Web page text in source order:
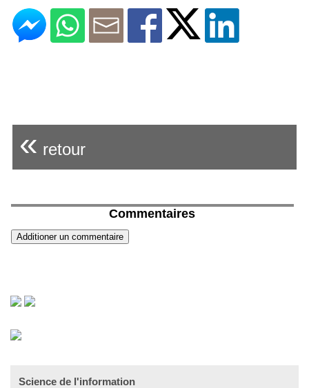
Science de l'information
« retour
Commentaires